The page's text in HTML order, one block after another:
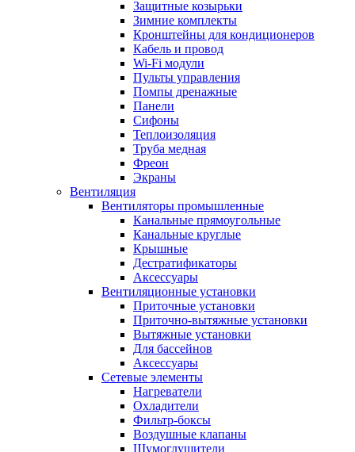
Защитные козырьки
Зимние комплекты
Кронштейны для кондиционеров
Кабель и провод
Wi-Fi модули
Пульты управления
Помпы дренажные
Панели
Сифоны
Теплоизоляция
Труба медная
Фреон
Экраны
Вентиляция
Вентиляторы промышленные
Канальные прямоугольные
Канальные круглые
Крышные
Дестратификаторы
Аксессуары
Вентиляционные установки
Приточные установки
Приточно-вытяжные установки
Вытяжные установки
Для бассейнов
Аксессуары
Сетевые элементы
Нагреватели
Охладители
Фильтр-боксы
Воздушные клапаны
Шумоглушители